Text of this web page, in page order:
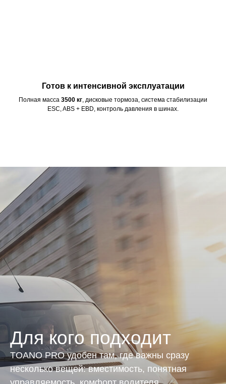
Готов к интенсивной эксплуатации
Полная масса 3500 кг, дисковые тормоза, система стабилизации
ESC, ABS + EBD, контроль давления в шинах.
Для кого подходит
TOANO PRO удобен там, где важны сразу
несколько вещей: вместимость, понятная